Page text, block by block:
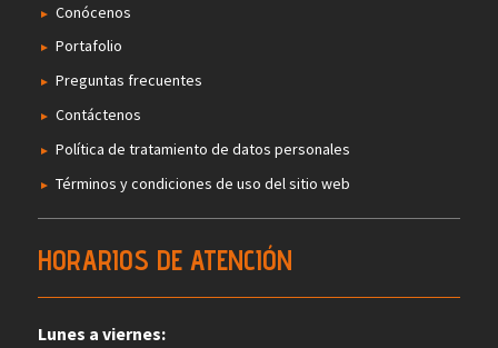
Conócenos
Portafolio
Preguntas frecuentes
Contáctenos
Política de tratamiento de datos personales
Términos y condiciones de uso del sitio web
HORARIOS DE ATENCIÓN
Lunes a viernes: